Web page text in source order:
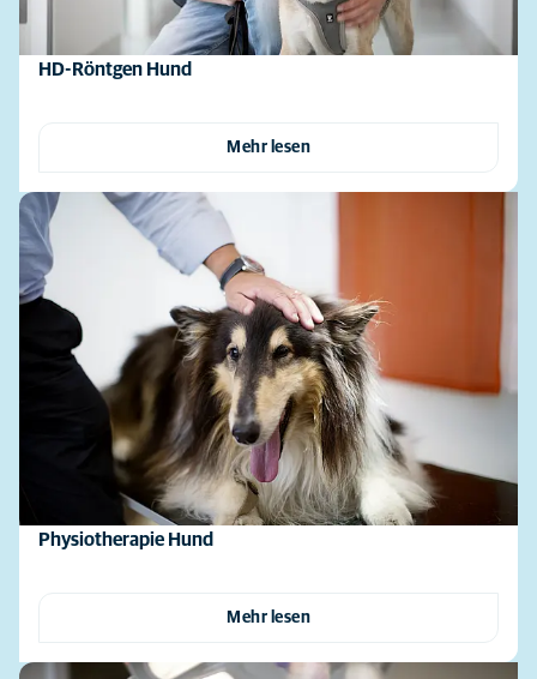
HD-Röntgen Hund
Mehr lesen
Physiotherapie Hund
Mehr lesen